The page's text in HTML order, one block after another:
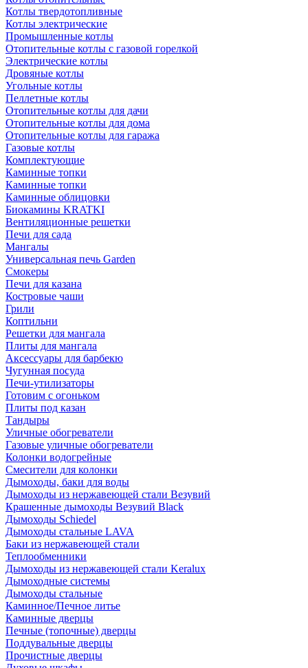
Котлы твердотопливные
Котлы электрические
Промышленные котлы
Отопительные котлы с газовой горелкой
Электрические котлы
Дровяные котлы
Угольные котлы
Пеллетные котлы
Отопительные котлы для дачи
Отопительные котлы для дома
Отопительные котлы для гаража
Газовые котлы
Комплектующие
Каминные топки
Каминные топки
Каминные облицовки
Биокамины KRATKI
Вентиляционные решетки
Печи для сада
Мангалы
Универсальная печь Garden
Смокеры
Печи для казана
Костровые чаши
Грили
Коптильни
Решетки для мангала
Плиты для мангала
Аксессуары для барбекю
Чугунная посуда
Печи-утилизаторы
Готовим с огоньком
Плиты под казан
Тандыры
Уличные обогреватели
Газовые уличные обогреватели
Колонки водогрейные
Смесители для колонки
Дымоходы, баки для воды
Дымоходы из нержавеющей стали Везувий
Крашенные дымоходы Везувий Black
Дымоходы Schiedel
Дымоходы стальные LAVA
Баки из нержавеющей стали
Теплообменники
Дымоходы из нержавеющей стали Keralux
Дымоходные системы
Дымоходы стальные
Каминное/Печное литье
Каминные дверцы
Печные (топочные) дверцы
Поддувальные дверцы
Прочистные дверцы